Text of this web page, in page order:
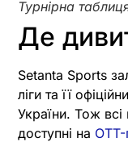
Турнірна
Де
Setanta Sports
ліги та її
України. Тож всі
доступні на